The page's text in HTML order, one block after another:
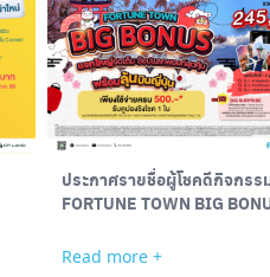
ประกาศรายชื่อผู้โชคดีกิจกรร
FORTUNE TOWN BIG
Read more +